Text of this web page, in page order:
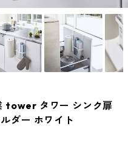
tower タワー シンク扉
ダー ホワイト